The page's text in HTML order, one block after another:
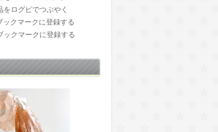
をログピでつぶやく
ックマークに登録する
ックマークに登録する